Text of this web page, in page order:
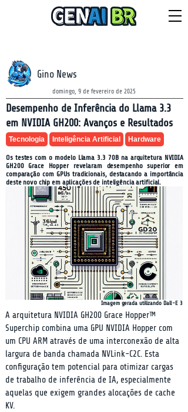
Gino News
domingo, 9 de fevereiro de 2025
Desempenho de Inferência do Llama 3.3
em NVIDIA GH200: Avanços e Resultados
Tecnologia Inteligência Artificial Hardware
Os testes com o modelo Llama 3.3 70B na arquitetura NVIDIA
GH200 Grace Hopper revelaram desempenho superior em
comparação com GPUs tradicionais, destacando a importância
deste novo chip em aplicações de inteligência artificial.
Imagem gerada utilizando Dall-E 3
A arquitetura NVIDIA GH200 Grace Hopper™
Superchip combina uma GPU NVIDIA Hopper com
um CPU ARM através de uma interconexão de alta
largura de banda chamada NVLink-C2C. Esta
configuração tem potencial para otimizar cargas
de trabalho de inferência de IA, especialmente
aquelas que exigem grandes alocações de cache
KV.